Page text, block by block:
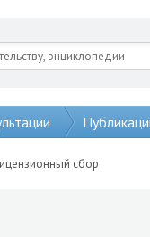
сбор